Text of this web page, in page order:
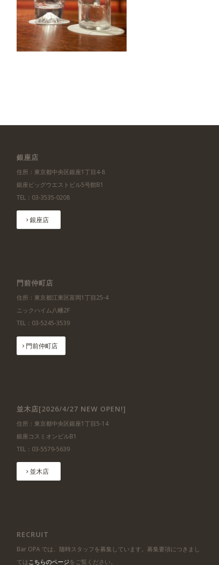
銀座店
住所：東京都中央区銀座1丁目4-8
銀座ビッグウエストビル5号館B1
TEL：03-3535-0208
銀座店
門前仲町店
住所：東京都江東区富岡1丁目25-4
ニックハイム八幡2F
TEL：03-5245-3539
門前仲町店
並木店[2026/4/27 NEW OPEN!]
住所：東京都中央区銀座1丁目5-14
銀座コスミオンビルB1
TEL：03-5579-5639
並木店
RECRUIT
Bar OPA では、随時スタッフを募集しています。募集要項につきまし
てはこちらのページをご覧ください。